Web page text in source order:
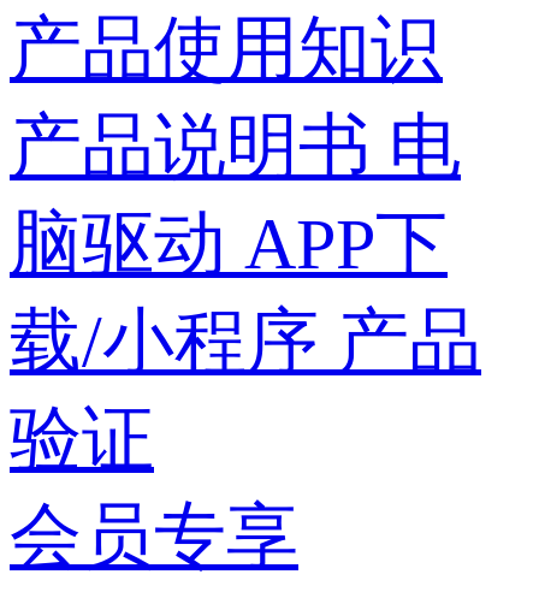
产品使用知识
产品说明书 电
脑驱动 APP下
载/小程序 产品
验证
会员专享